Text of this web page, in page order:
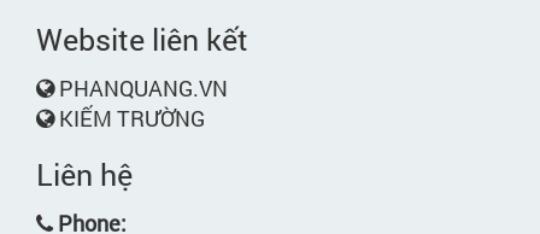
Website liên kết
PHANQUANG.VN
KIẾM TRƯỜNG
Liên hệ
Phone: